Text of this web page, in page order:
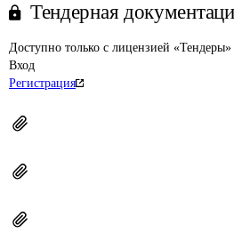
Тендерная
Доступно только с лицензией
Вход
Регистрация